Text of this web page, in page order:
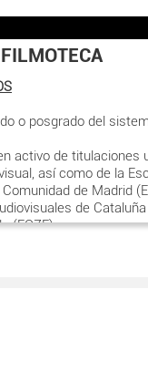
a las Familias
legal de desempleo,
en taquilla del
o posgrado del
activo de titulaciones
así como de la
de Madrid
de
(EQZE)
legal de desempleo,